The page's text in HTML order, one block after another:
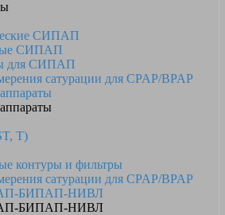
СИПАП
СИПАП
для СИПАП
сатурации для CPAP/BPAP
T)
контуры и фильтры
сатурации для CPAP/BPAP
БИПАП-НИВЛ
БИПАП-НИВЛ